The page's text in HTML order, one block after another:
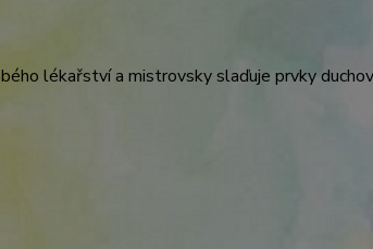
lékařství a mistrovsky slaďuje prvky